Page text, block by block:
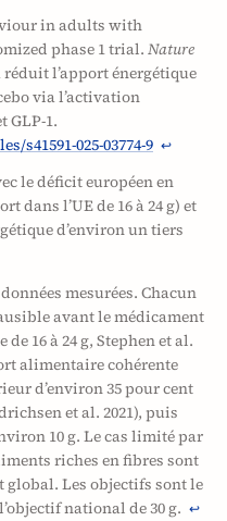
in adults with
phase 1 trial. Nature
réduit l’apport énergétique
via l’activation
GLP-1.
s41591-025-03774-9 ↩
le déficit européen en
dans l’UE de 16 à 24 g) et
d’environ un tiers
mesurées. Chacun
avant le médicament
16 à 24 g, Stephen et al.
alimentaire cohérente
d’environ 35 pour cent
et al. 2021), puis
10 g. Le cas limité par
riches en fibres sont
global. Les objectifs sont le
national de 30 g. ↩